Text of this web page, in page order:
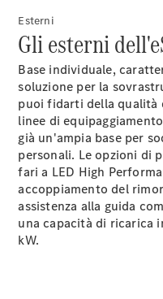
Sprinter
Autotelaio
Sprinter
Fahrgestell
Doppelkabine
Sprinter
Veicolo
Cassonato
Configuratore
Mercedes-
Esterni
Gli esterni
Base individuale,
soluzione per la
puoi fidarti della qualità
linee di
già un'ampia base per
personali. Le opzioni di
fari a LED High
accoppiamento del
assistenza alla guida
una capacità di ricarica
kW.